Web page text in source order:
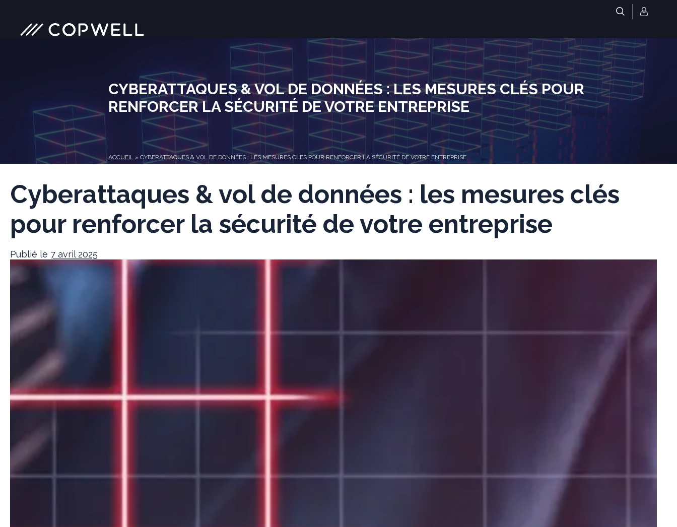
content
.
CYBERATTAQUES & VOL DE DONNÉES : LES MESURES CLÉS POUR
RENFORCER LA SÉCURITÉ DE VOTRE ENTREPRISE
ACCUEIL » CYBERATTAQUES & VOL DE DONNÉES : LES MESURES CLÉS POUR RENFORCER LA SÉCURITÉ DE VOTRE ENTREPRISE
Cyberattaques & vol de données : les mesures clés
pour renforcer la sécurité de votre entreprise
Publié le 7 avril 2025